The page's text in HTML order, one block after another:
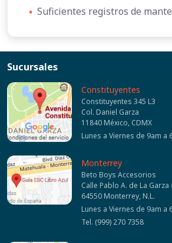
• Suficientes registros de
Sucursales
Constituyentes
Constituyentes 345 L3
Col. Daniel Garza
11840 México, CDMX
Lunes a Viernes de 9am a
Monterrey
Beto Boys Accesorios
Calle Pablo A. de La
64550 Monterrey, N.L.
Lunes a Viernes de 9am a
Tel. (999) 270 7358